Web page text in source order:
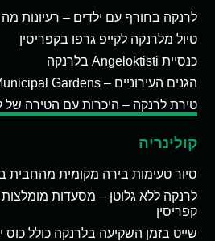
לרנקה בחורף עם ילדים – רעיונות
טיול מלרנקה לקייפ גרפו בקפריסין
כנסיית Angeloktisti בלרנקה
הגנים העירוניים – Municipal Gardens של לרנקה
טירת לרנקה – היכרות עם הטירה של
קולינריה
סיור טעימות בירה מקומית מהחבית
לרנקה ללא גלוטן – מסעדות
קפריסין
שייט בזמן השקיעה בלרנקה כולל כוס